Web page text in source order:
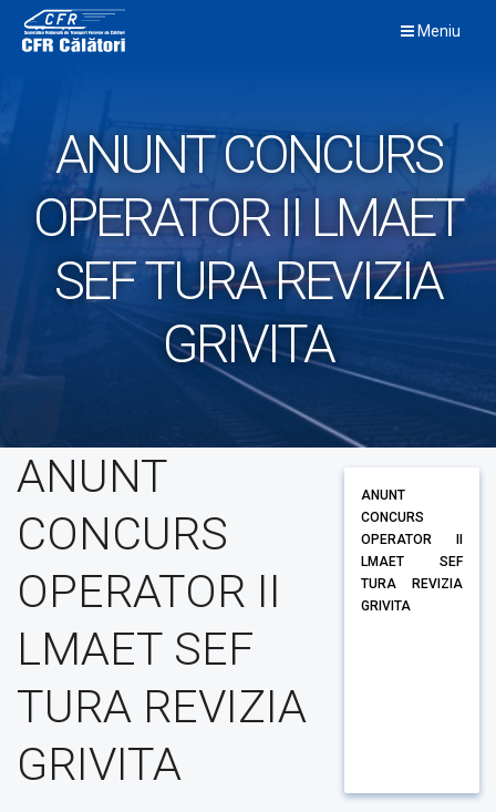
content
Meniu
ANUNT CONCURS
OPERATOR II LMAET
SEF TURA REVIZIA
GRIVITA
ANUNT
CONCURS
OPERATOR II
LMAET SEF
TURA REVIZIA
GRIVITA
ANUNT
CONCURS
OPERATOR II
LMAET SEF
TURA REVIZIA
GRIVITA